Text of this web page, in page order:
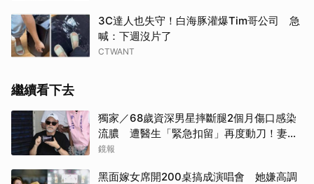
3C達人也失守！白海豚灌爆Tim哥公司 急
喊：下週沒片了
CTWANT
繼續看下去
獨家／68歲資深男星摔斷腿2個月傷口感染
流膿 遭醫生「緊急扣留」再度動刀！妻心
力交瘁曝現況
鏡報
黑面嫁女席開200桌搞成演唱會 她嫌高調